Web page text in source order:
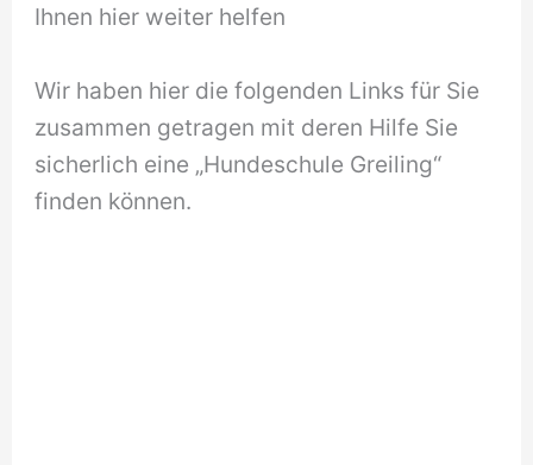
Ihnen hier weiter helfen
Wir haben hier die folgenden Links für Sie
zusammen getragen mit deren Hilfe Sie
sicherlich eine „Hundeschule Greiling“
finden können.